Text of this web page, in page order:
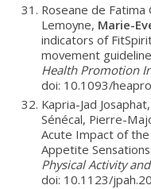
Roseane de Fatima
Lemoyne, Marie-
indicators of
movement
Health Promotion
doi: 10.1093/
Kapria-Jad
Sénécal, Pierre-
Acute Impact of
Appetite
Physical Activity
doi: 10.1123/